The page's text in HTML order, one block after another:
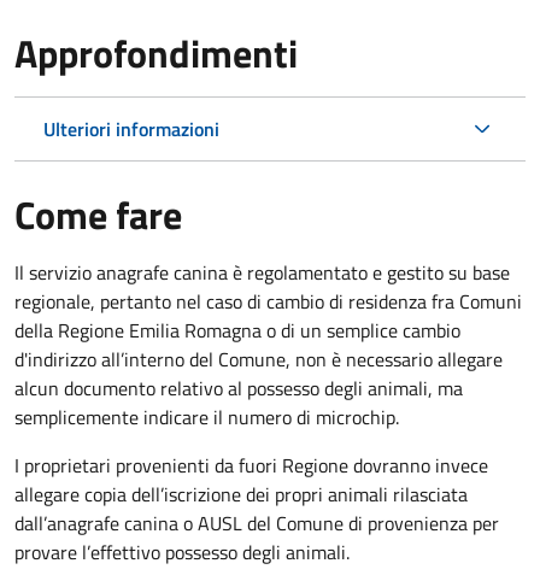
Approfondimenti
Ulteriori informazioni
Come fare
Il servizio anagrafe canina è regolamentato e gestito su base
regionale, pertanto nel caso di cambio di residenza fra Comuni
della Regione Emilia Romagna o di un semplice cambio
d'indirizzo all’interno del Comune, non è necessario allegare
alcun documento relativo al possesso degli animali, ma
semplicemente indicare il numero di microchip.
I proprietari provenienti da fuori Regione dovranno invece
allegare copia dell’iscrizione dei propri animali rilasciata
dall’anagrafe canina o AUSL del Comune di provenienza per
provare l’effettivo possesso degli animali.